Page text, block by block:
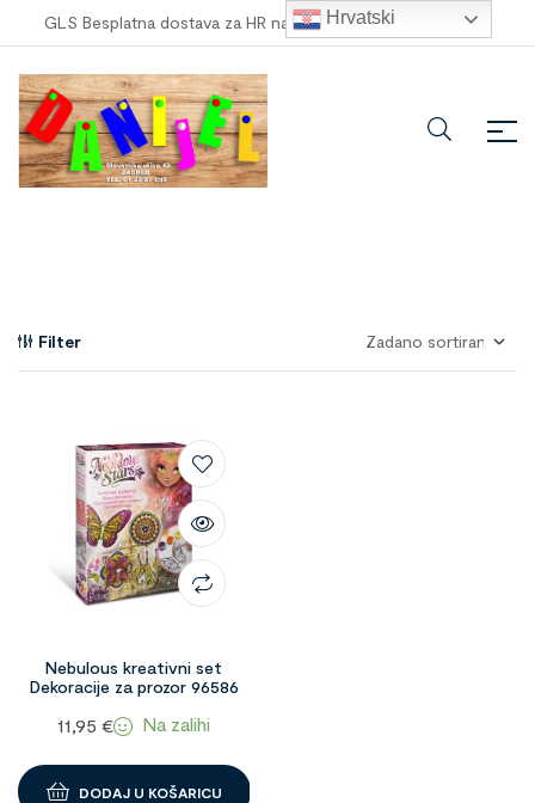
GLS Besplatna dostava za HR narudžbe veće od 100,00 €
Filter
Nebulous kreativni set
Dekoracije za prozor 96586
11,95€ Na zalihi
DODAJ U KOŠARICU
Hrvatski